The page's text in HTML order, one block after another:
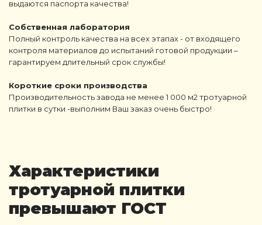
выдаются паспорта качества!
Собственная лаборатория
Полный контроль качества на всех этапах - от входящего
контроля материалов до испытаний готовой продукции –
гарантируем длительный срок службы!
Короткие сроки производства
Производительность завода не менее 1 000 м2 тротуарной
плитки в сутки -выполним Ваш заказ очень быстро!
Характеристики
тротуарной плитки
превышают ГОСТ